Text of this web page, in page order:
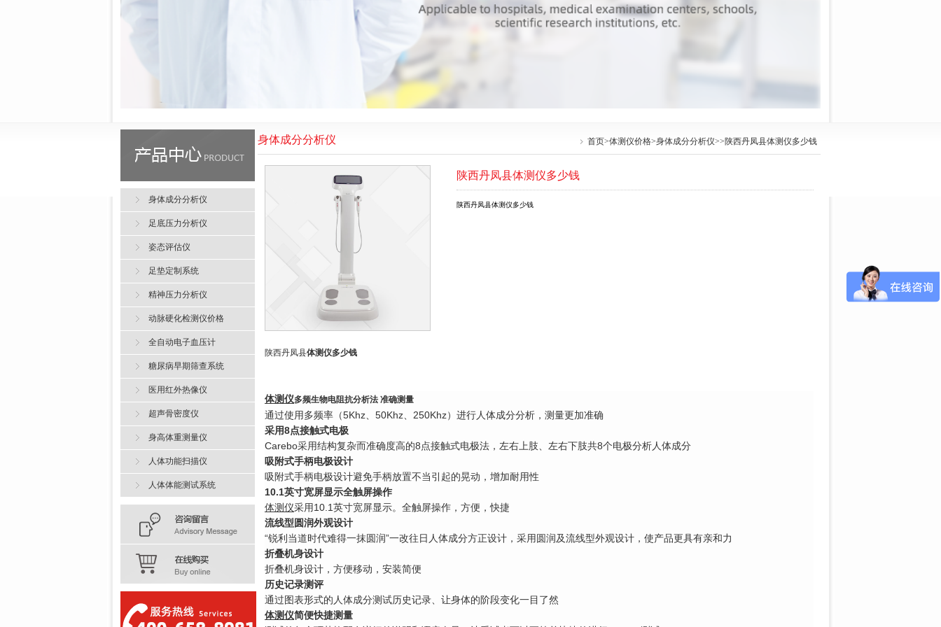
身体成分分析仪 首页>体测仪价格>身体成分分析仪>>陕西丹凤县体测仪多少钱
陕西丹凤县体测仪多少钱
陕西丹凤县体测仪多少钱
陕西丹凤县体测仪多少钱
体测仪多频生物电阻抗分析法 准确测量
通过使用多频率（5Khz、50Khz、250Khz）进行人体成分分析，测量更加准确
采用8点接触式电极
Carebo采用结构复杂而准确度高的8点接触式电极法，左右上肢、左右下肢共8个电极分析人体成分
吸附式手柄电极设计
吸附式手柄电极设计避免手柄放置不当引起的晃动，增加耐用性
10.1英寸宽屏显示全触屏操作
体测仪采用10.1英寸宽屏显示。全触屏操作，方便，快捷
流线型圆润外观设计
“锐利当道时代难得一抹圆润”一改往日人体成分方正设计，采用圆润及流线型外观设计， 使产品更具有亲和力
折叠机身设计
折叠机身设计，方便移动，安装简便
历史记录测评
通过图表形式的人体成分测试历史记录、让身体的阶段变化一目了然
体测仪简便快捷测量
身体成分分析仪
足底压力分析仪
姿态评估仪
足垫定制系统
精神压力分析仪
动脉硬化检测仪价格
全自动电子血压计
糖尿病早期筛查系统
医用红外热像仪
超声骨密度仪
身高体重测量仪
人体功能扫描仪
人体体能测试系统